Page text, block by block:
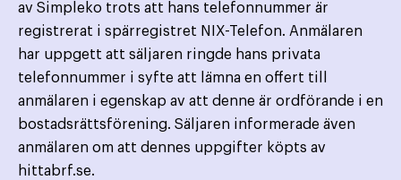
av Simpleko trots att hans telefonnummer är
registrerat i spärregistret NIX-Telefon. Anmälaren
har uppgett att säljaren ringde hans privata
telefonnummer i syfte att lämna en offert till
anmälaren i egenskap av att denne är ordförande i en
bostadsrättsförening. Säljaren informerade även
anmälaren om att dennes uppgifter köpts av
hittabrf.se.